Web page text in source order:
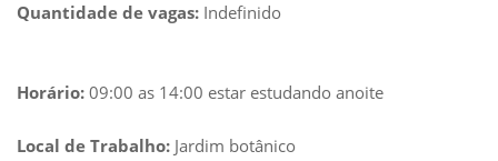
Quantidade de vagas: Indefinido
Horário: 09:00 as 14:00 estar estudando anoite
Local de Trabalho: Jardim botânico